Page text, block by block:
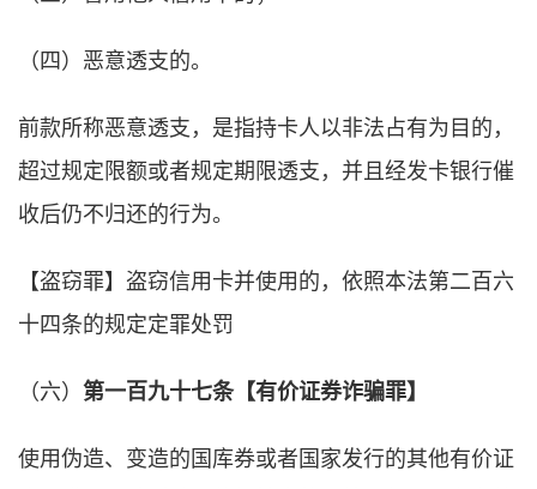
（四）恶意透支的。
前款所称恶意透支，是指持卡人以非法占有为目的，
超过规定限额或者规定期限透支，并且经发卡银行催
收后仍不归还的行为。
【盗窃罪】盗窃信用卡并使用的，依照本法第二百六
十四条的规定定罪处罚
（六） 第一百九十七条【有价证券诈骗罪】
使用伪造、变造的国库券或者国家发行的其他有价证